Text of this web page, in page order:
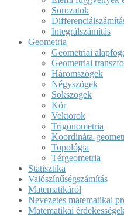
Sorozatok
Integrálszámítás
Geometria
Geometriai
Geometriai
Háromszögek
Négyszögek
Sokszögek
Kör
Vektorok
Trigonometria
Koordináta-
Topológia
Térgeometria
Statisztika
Valószínűségszámítás
Matematikáról
Nevezetes matematikai
Matematikai